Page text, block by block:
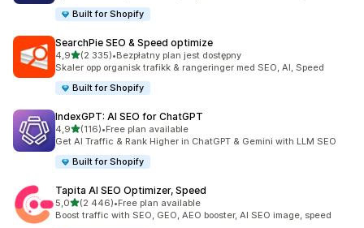
Built for Shopify
SearchPie SEO & Speed optimize
4,9na 5 gwiazdek
(2 335)
Łączna liczba recenzji: 2335
•Bezpłatny plan jest dostępny
Skaler opp organisk trafikk & rangeringer med SEO, AI, Speed
Built for Shopify
IndexGPT: AI SEO for ChatGPT
4,9na 5 gwiazdek
(116)
Łączna liczba recenzji: 116
•Free plan available
Get AI Traffic & Rank Higher in ChatGPT & Gemini with LLM SEO
Built for Shopify
Tapita AI SEO Optimizer, Speed
5,0na 5 gwiazdek
(2 446)
Łączna liczba recenzji: 2446
•Free plan available
Boost traffic with SEO, GEO, AEO booster, AI SEO image, speed